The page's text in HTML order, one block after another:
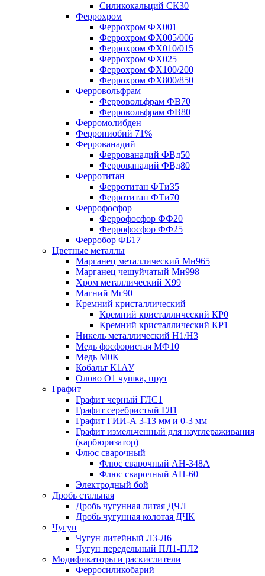
Силикокальций СК30
Феррохром
Феррохром ФХ001
Феррохром ФХ005/006
Феррохром ФХ010/015
Феррохром ФХ025
Феррохром ФХ100/200
Феррохром ФХ800/850
Ферровольфрам
Ферровольфрам ФВ70
Ферровольфрам ФВ80
Ферромолибден
Феррониобий 71%
Феррованадий
Феррованадий ФВд50
Феррованадий ФВд80
Ферротитан
Ферротитан ФТи35
Ферротитан ФТи70
Феррофосфор
Феррофосфор ФФ20
Феррофосфор ФФ25
Ферробор ФБ17
Цветные металлы
Марганец металлический Мн965
Марганец чешуйчатый Мн998
Хром металлический Х99
Магний Мг90
Кремний кристаллический
Кремний кристаллический КР0
Кремний кристаллический КР1
Никель металлический Н1/Н3
Медь фосфористая МФ10
Медь М0К
Кобальт К1АУ
Олово О1 чушка, прут
Графит
Графит черный ГЛС1
Графит серебристый ГЛ1
Графит ГИИ-А 3-13 мм и 0-3 мм
Графит измельченный для науглераживания
(карбюризатор)
Флюс сварочный
Флюс сварочный АН-348А
Флюс сварочный АН-60
Электродный бой
Дробь стальная
Дробь чугунная литая ДЧЛ
Дробь чугунная колотая ДЧК
Чугун
Чугун литейный Л3-Л6
Чугун передельный ПЛ1-ПЛ2
Модификаторы и раскислители
Ферросиликобарий